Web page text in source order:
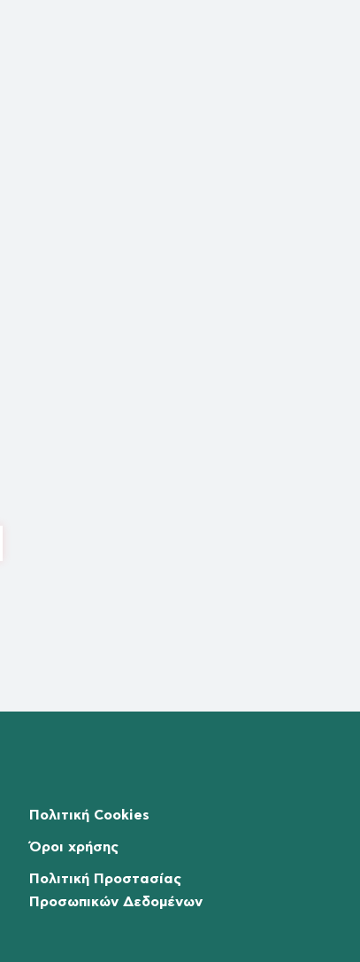
Πολιτική Cookies
Όροι χρήσης
Πολιτική Προστασίας
Προσωπικών Δεδομένων